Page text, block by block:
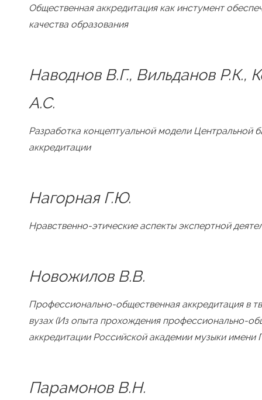
Общественная аккредитация как инстумент
качества образования
Наводнов В.Г., Вильданов Р.К.,
А.С.
Разработка концептуальной модели Центральной
аккредитации
Нагорная Г.Ю.
Нравственно-этические аспекты экспертной
Новожилов В.В.
Профессионально-общественная аккредитация в
вузах (Из опыта прохождения профессионально-
аккредитации Российской академии музыки имени
Парамонов В.Н.